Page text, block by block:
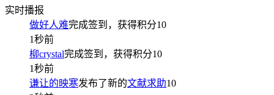
实时播报
做好人难完成签到，获得积分10
1秒前
柳crystal完成签到，获得积分10
1秒前
谦让的映寒发布了新的文献求助10